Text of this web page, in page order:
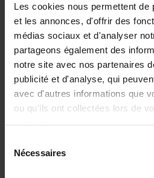
Les cookies nous permettent de
et les annonces, d'offrir des
médias sociaux et d'analyser
partageons également des
notre site avec nos partenaires
publicité et d'analyse, qui
avec d'autres informations que
ou qu'ils ont collectées lors de
Nécessaires
Building
Business
Jochen Roef
Couverture
€29,99